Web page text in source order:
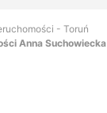
- Toruń
Anna Suchowiecka